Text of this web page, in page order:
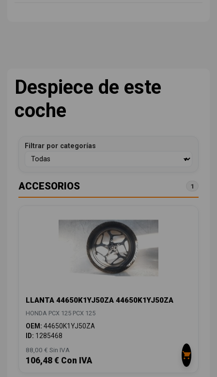
Despiece de este
coche
Filtrar por categorías
ACCESORIOS 1
LLANTA 44650K1YJ50ZA 44650K1YJ50ZA
HONDA PCX 125 PCX 125
OEM: 44650K1YJ50ZA
ID: 1285468
88,00 € Sin IVA
106,48 € Con IVA